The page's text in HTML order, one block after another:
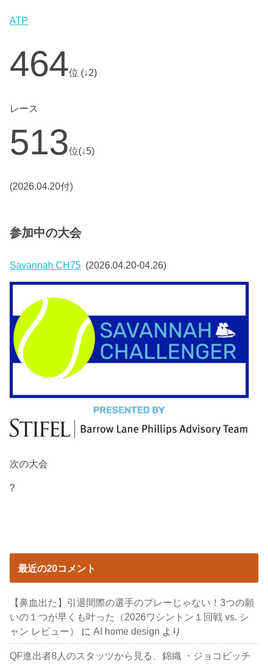
ATP
464位 (↓2)
レース
513位(↓5)
(2026.04.20付)
参加中の大会
Savannah CH75 (2026.04.20-04.26)
次の大会
?
最近の20コメント
【鼻血出た】引退間際の選手のプレーじゃない！3つの願
いの１つが早くも叶った（2026ワシントン１回戦 vs. シ
ャン レビュー）
にAI home design より
QF進出者8人のスタッツから見る、錦織 ・ジョコビッチ